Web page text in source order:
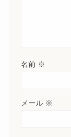
名前 ※
メール ※